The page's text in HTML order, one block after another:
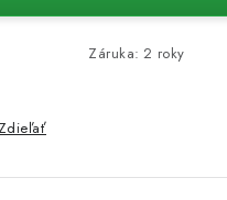
Záruka: 2 roky
Zdieľať